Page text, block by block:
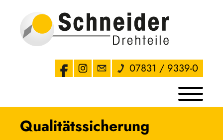
07831 / 9339-0
Qualitätssicherung